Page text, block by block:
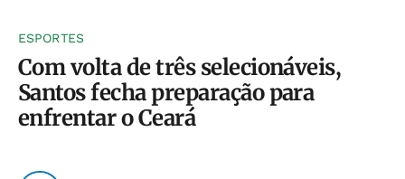
ESPORTES
Com volta de três selecionáveis,
Santos fecha preparação para
enfrentar o Ceará